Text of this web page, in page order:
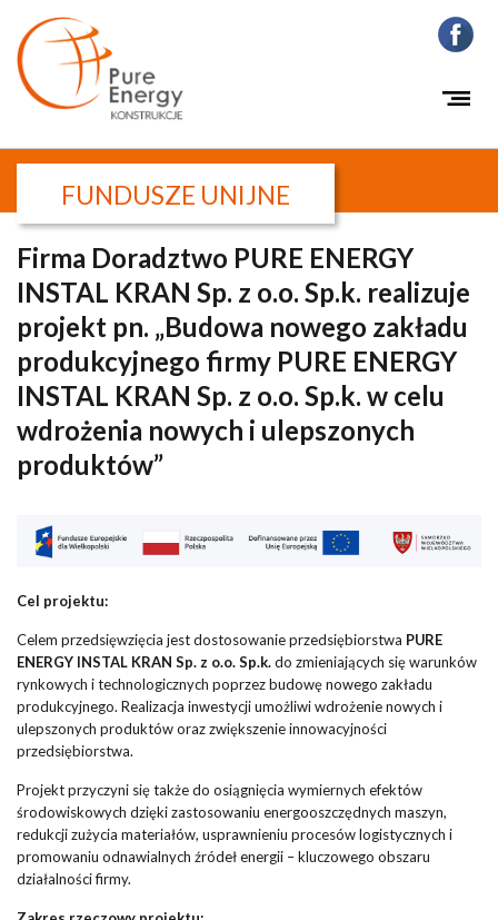
FUNDUSZE UNIJNE
Firma Doradztwo PURE ENERGY
INSTAL KRAN Sp. z o.o. Sp.k. realizuje
projekt pn. „Budowa nowego zakładu
produkcyjnego firmy PURE ENERGY
INSTAL KRAN Sp. z o.o. Sp.k. w celu
wdrożenia nowych i ulepszonych
produktów”
Cel projektu:
Celem przedsięwzięcia jest dostosowanie przedsiębiorstwa PURE
ENERGY INSTAL KRAN Sp. z o.o. Sp.k.do zmieniających się warunków
rynkowych i technologicznych poprzez budowę nowego zakładu
produkcyjnego. Realizacja inwestycji umożliwi wdrożenie nowych i
ulepszonych produktów oraz zwiększenie innowacyjności
przedsiębiorstwa.
Projekt przyczyni się także do osiągnięcia wymiernych efektów
środowiskowych dzięki zastosowaniu energooszczędnych maszyn,
redukcji zużycia materiałów, usprawnieniu procesów logistycznych i
promowaniu odnawialnych źródeł energii – kluczowego obszaru
działalności firmy.